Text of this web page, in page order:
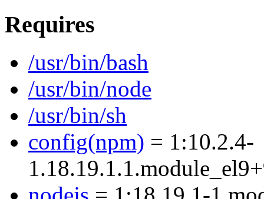
Requires
/usr/bin/bash
/usr/bin/node
/usr/bin/sh
config(npm) = 1:10.2.4-